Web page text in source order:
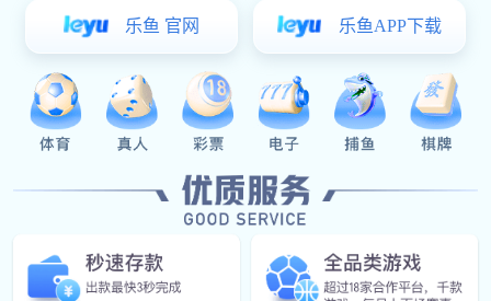
螺带真空干燥机
一、产品概述及用途： 螺带真空干燥
高效多功能全密闭立式真空干燥设备。
它的干燥效率是同等规格“双锥回转真
空干燥机”3-5倍。主要应用···
二合一洗涤过滤机
三合一过滤洗涤干燥机
磷酸铁回转煅烧炉